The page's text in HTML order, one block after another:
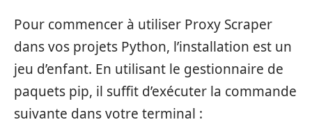
Pour commencer à utiliser Proxy Scraper
dans vos projets Python, l’installation est un
jeu d’enfant. En utilisant le gestionnaire de
paquets pip, il suffit d’exécuter la commande
suivante dans votre terminal :